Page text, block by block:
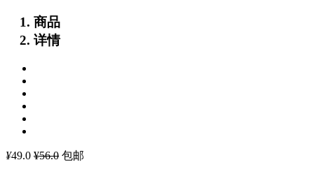
商品
详情
¥49.0 ¥56.0 包邮